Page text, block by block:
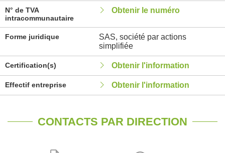
N° de TVA
intracommunautaire
Obtenir le numéro
Forme juridique
SAS, société par actions
simplifiée
Certification(s) Obtenir l'information
Effectif entreprise Obtenir l'information
CONTACTS PAR DIRECTION